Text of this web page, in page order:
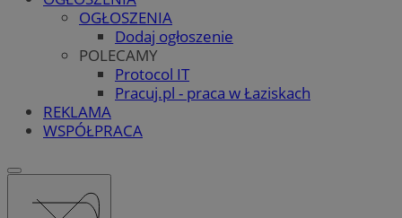
OGŁOSZENIA
Dodaj ogłoszenie
POLECAMY
Protocol IT
Pracuj.pl - praca w Łaziskach
REKLAMA
WSPÓŁPRACA